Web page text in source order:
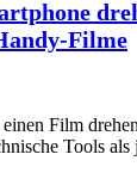
Filme
Film
Tools als